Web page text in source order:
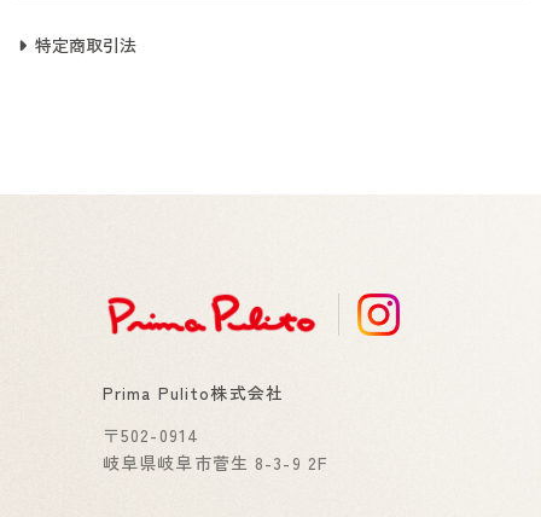
特定商取引法
Prima Pulito株式会社
〒502-0914
岐阜県岐阜市菅生 8-3-9 2F